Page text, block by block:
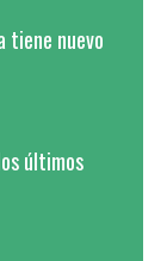
tiene nuevo
últimos